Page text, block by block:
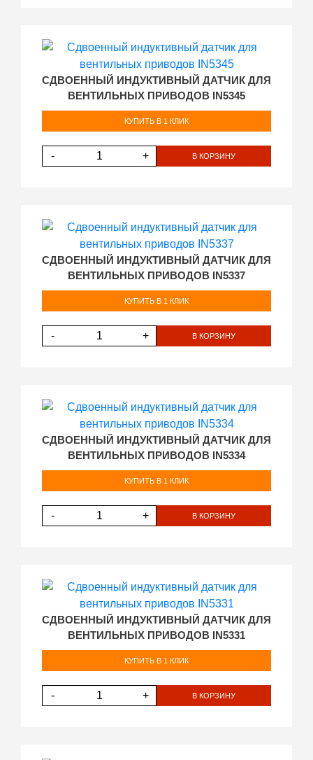
СДВОЕННЫЙ ИНДУКТИВНЫЙ ДАТЧИК ДЛЯ
ВЕНТИЛЬНЫХ ПРИВОДОВ IN5345
КУПИТЬ В 1 КЛИК
- + В КОРЗИНУ
СДВОЕННЫЙ ИНДУКТИВНЫЙ ДАТЧИК ДЛЯ
ВЕНТИЛЬНЫХ ПРИВОДОВ IN5337
КУПИТЬ В 1 КЛИК
- + В КОРЗИНУ
СДВОЕННЫЙ ИНДУКТИВНЫЙ ДАТЧИК ДЛЯ
ВЕНТИЛЬНЫХ ПРИВОДОВ IN5334
КУПИТЬ В 1 КЛИК
- + В КОРЗИНУ
СДВОЕННЫЙ ИНДУКТИВНЫЙ ДАТЧИК ДЛЯ
ВЕНТИЛЬНЫХ ПРИВОДОВ IN5331
КУПИТЬ В 1 КЛИК
- + В КОРЗИНУ